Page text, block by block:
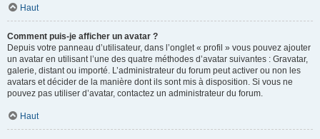
Haut
Comment puis-je afficher un avatar ?
Depuis votre panneau d’utilisateur, dans l’onglet « profil » vous pouvez ajouter
un avatar en utilisant l’une des quatre méthodes d’avatar suivantes : Gravatar,
galerie, distant ou importé. L’administrateur du forum peut activer ou non les
avatars et décider de la manière dont ils sont mis à disposition. Si vous ne
pouvez pas utiliser d’avatar, contactez un administrateur du forum.
Haut